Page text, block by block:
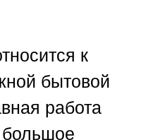
к
бытовой
работа
большое